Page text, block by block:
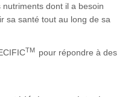
dont il a besoin
sa santé tout au long de sa
TM pour répondre à des